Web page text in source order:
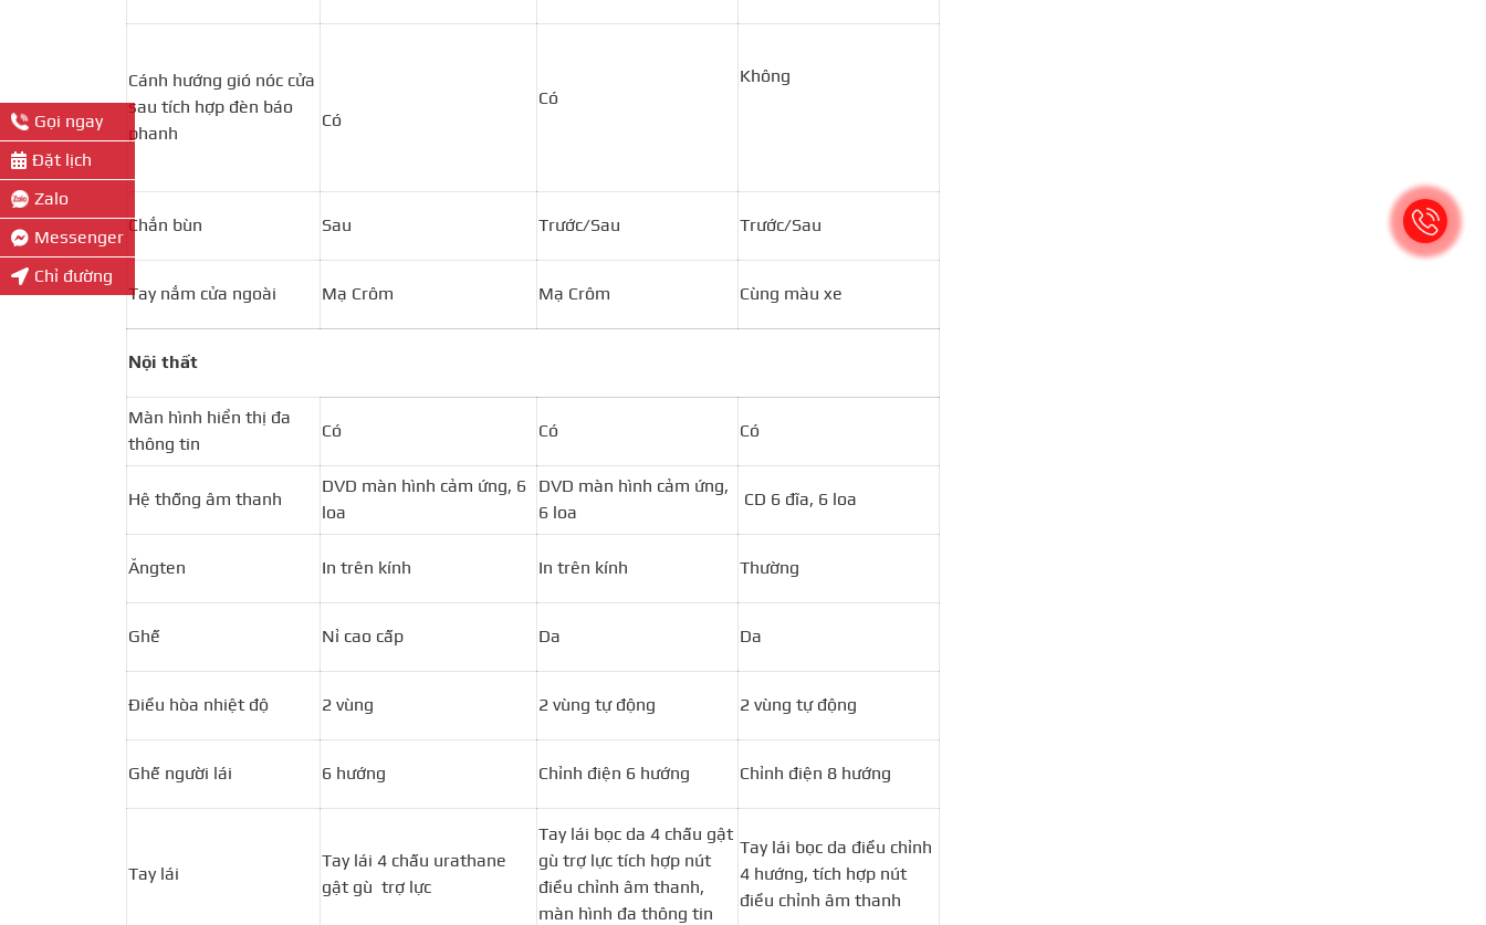
Cánh hướng gió nóc cửa
sau tích hợp đèn báo
phanh
Có
Có
Không
Chắn bùn Sau Trước/Sau Trước/Sau
Tay nắm cửa ngoài Mạ Crôm Mạ Crôm Cùng màu xe
Nội thất
Màn hình hiển thị đa
thông tin
Có Có Có
Hệ thống âm thanh
DVD màn hình cảm ứng, 6
loa
DVD màn hình cảm ứng,
6 loa
CD 6 đĩa, 6 loa
Ăngten In trên kính In trên kính Thường
Ghế Nỉ cao cấp Da Da
Điều hòa nhiệt độ 2 vùng 2 vùng tự động 2 vùng tự động
Ghế người lái 6 hướng Chỉnh điện 6 hướng Chỉnh điện 8 hướng
Tay lái
Tay lái 4 chấu urathane
gật gù trợ lực
Tay lái bọc da 4 chấu gật
gù trợ lực tích hợp nút
điều chỉnh âm thanh,
màn hình đa thông tin
Tay lái bọc da điều chỉnh
4 hướng, tích hợp nút
điều chỉnh âm thanh
Gọi ngay
Đặt lịch
Zalo
Messenger
Chỉ đường